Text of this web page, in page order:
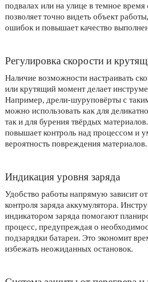
подвалах или на улице в темное время
позволяет точно видеть объект
ошибок и повышает качество
Регулировка скорости и
Наличие возможности настраивать
или крутящий момент делает
Например, дрели-шуруповёрты с
можно использовать как для
так и для бурения твёрдых
повышает контроль над процессом и
вероятность повреждения материалов.
Индикация уровня заряда
Удобство работы напрямую зависит
контроля заряда аккумулятора.
индикатором заряда помогают
процесс, предупреждая о
подзарядки батареи. Это экономит
избежать неожиданных остановок.